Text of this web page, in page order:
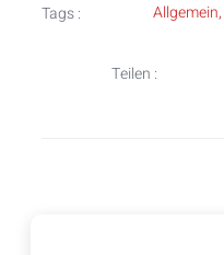
Tags : Allgemein,
Teilen :